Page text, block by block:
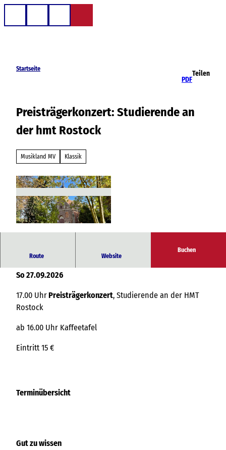
Startseite
PDF
Teilen
Preisträgerkonzert: Studierende an
der hmt Rostock
Musikland MV Klassik
Route Website
Buchen
Preisträgerkonzert: Studierende an der hmt Rostock
So 27.09.2026
17.00 UhrPreisträgerkonzert, Studierende an der HMT
Rostock
ab 16.00 Uhr Kaffeetafel
Eintritt 15 €
Terminübersicht
Gut zu wissen